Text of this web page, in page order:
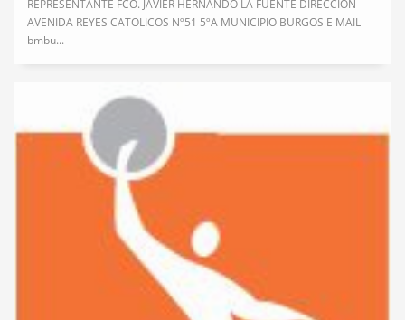
REPRESENTANTE FCO. JAVIER HERNANDO LA FUENTE DIRECCIÓN
AVENIDA REYES CATOLICOS Nº51 5ºA MUNICIPIO BURGOS E MAIL
bmbu...